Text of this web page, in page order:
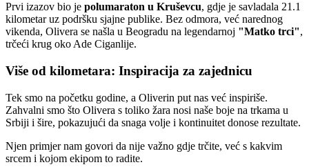
Prvi izazov bio je polumaraton u Kruševcu, gdje je savladala 21.1
kilometar uz podršku sjajne publike. Bez odmora, već narednog
vikenda, Olivera se našla u Beogradu na legendarnoj "Matko trci",
trčeći krug oko Ade Ciganlije.
Više od kilometara: Inspiracija za zajednicu
Tek smo na početku godine, a Oliverin put nas već inspiriše.
Zahvalni smo što Olivera s toliko žara nosi naše boje na trkama u
Srbiji i šire, pokazujući da snaga volje i kontinuitet donose rezultate.
Njen primjer nam govori da nije važno gdje trčite, već s kakvim
srcem i kojom ekipom to radite.